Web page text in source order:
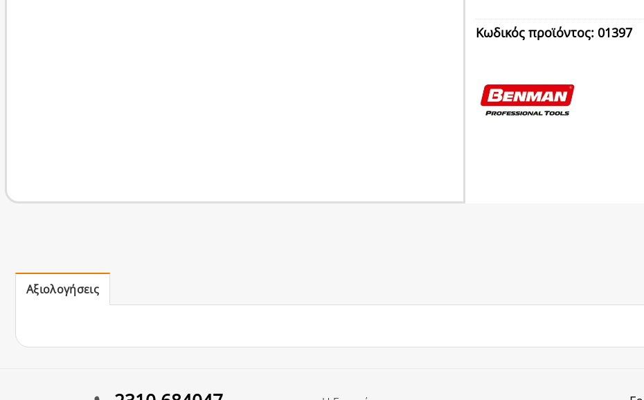
Κωδικός προϊόντος: 01397
Αξιολογήσεις